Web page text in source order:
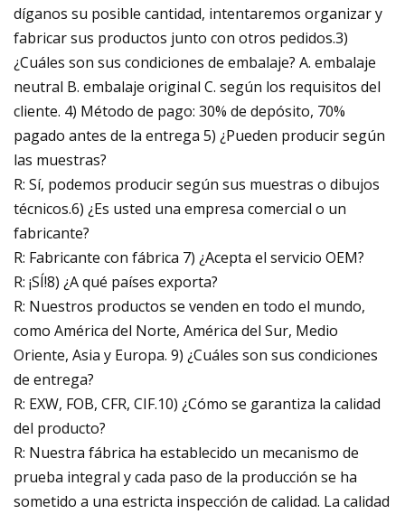
díganos su posible cantidad, intentaremos organizar y
fabricar sus productos junto con otros pedidos.3)
¿Cuáles son sus condiciones de embalaje? A. embalaje
neutral B. embalaje original C. según los requisitos del
cliente. 4) Método de pago: 30% de depósito, 70%
pagado antes de la entrega 5) ¿Pueden producir según
las muestras?
R: Sí, podemos producir según sus muestras o dibujos
técnicos.6) ¿Es usted una empresa comercial o un
fabricante?
R: Fabricante con fábrica 7) ¿Acepta el servicio OEM?
R: ¡SÍ!8) ¿A qué países exporta?
R: Nuestros productos se venden en todo el mundo,
como América del Norte, América del Sur, Medio
Oriente, Asia y Europa. 9) ¿Cuáles son sus condiciones
de entrega?
R: EXW, FOB, CFR, CIF.10) ¿Cómo se garantiza la calidad
del producto?
R: Nuestra fábrica ha establecido un mecanismo de
prueba integral y cada paso de la producción se ha
sometido a una estricta inspección de calidad. La calidad